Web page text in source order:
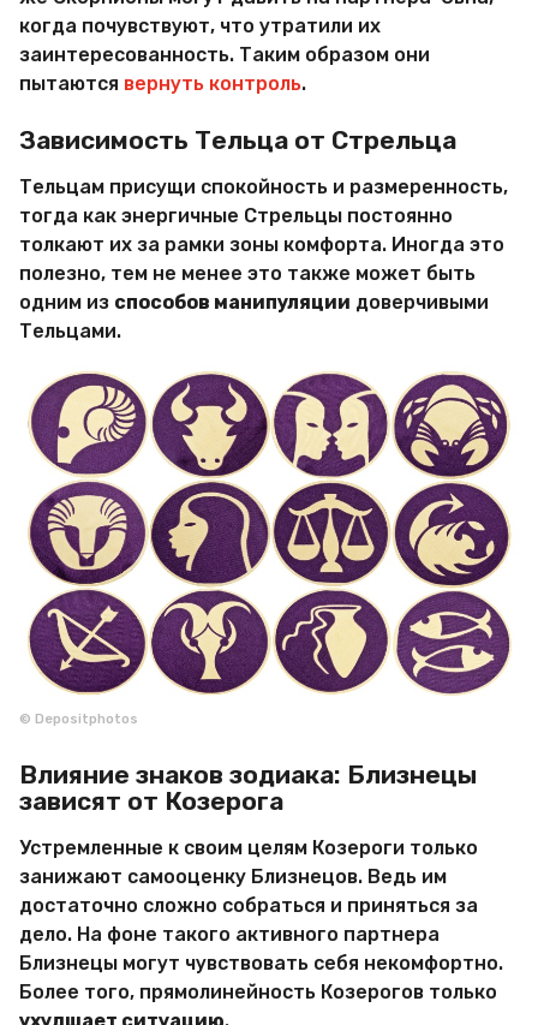
когда почувствуют, что утратили их
заинтересованность. Таким образом они
пытаются вернуть контроль.
Зависимость Тельца от Стрельца
Тельцам присущи спокойность и размеренность,
тогда как энергичные Стрельцы постоянно
толкают их за рамки зоны комфорта. Иногда это
полезно, тем не менее это также может быть
одним из способов манипуляции доверчивыми
Тельцами.
© Depositphotos
Влияние знаков зодиака: Близнецы
зависят от Козерога
Устремленные к своим целям Козероги только
занижают самооценку Близнецов. Ведь им
достаточно сложно собраться и приняться за
дело. На фоне такого активного партнера
Близнецы могут чувствовать себя некомфортно.
Более того, прямолинейность Козерогов только